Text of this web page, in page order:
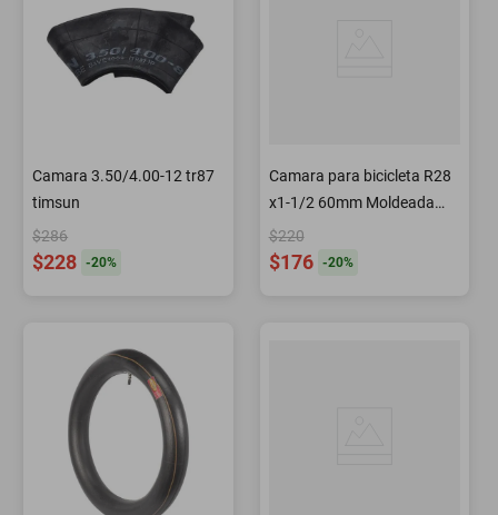
Camara 3.50/4.00-12 tr87
timsun
$286
$228 -20%
Camara para bicicleta R28
x1-1/2 60mm Moldeada
Kenda
$220
$176 -20%